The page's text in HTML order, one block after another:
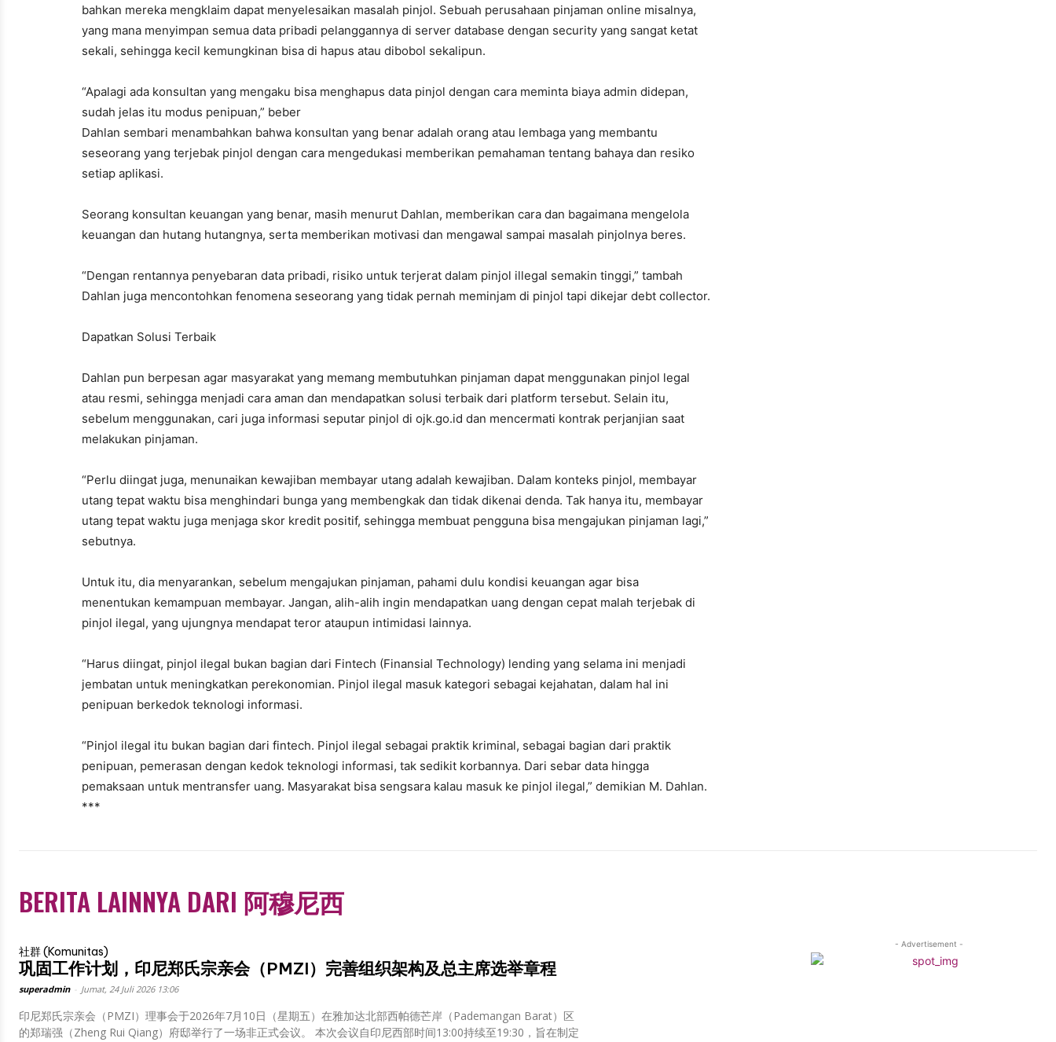
bahkan mereka mengklaim dapat menyelesaikan masalah pinjol. Sebuah perusahaan pinjaman online misalnya,
yang mana menyimpan semua data pribadi pelanggannya di server database dengan security yang sangat ketat
sekali, sehingga kecil kemungkinan bisa di hapus atau dibobol sekalipun.
“Apalagi ada konsultan yang mengaku bisa menghapus data pinjol dengan cara meminta biaya admin didepan,
sudah jelas itu modus penipuan,” beber
Dahlan sembari menambahkan bahwa konsultan yang benar adalah orang atau lembaga yang membantu
seseorang yang terjebak pinjol dengan cara mengedukasi memberikan pemahaman tentang bahaya dan resiko
setiap aplikasi.
Seorang konsultan keuangan yang benar, masih menurut Dahlan, memberikan cara dan bagaimana mengelola
keuangan dan hutang hutangnya, serta memberikan motivasi dan mengawal sampai masalah pinjolnya beres.
“Dengan rentannya penyebaran data pribadi, risiko untuk terjerat dalam pinjol illegal semakin tinggi,” tambah
Dahlan juga mencontohkan fenomena seseorang yang tidak pernah meminjam di pinjol tapi dikejar debt collector.
Dapatkan Solusi Terbaik
Dahlan pun berpesan agar masyarakat yang memang membutuhkan pinjaman dapat menggunakan pinjol legal
atau resmi, sehingga menjadi cara aman dan mendapatkan solusi terbaik dari platform tersebut. Selain itu,
sebelum menggunakan, cari juga informasi seputar pinjol di ojk.go.id dan mencermati kontrak perjanjian saat
melakukan pinjaman.
“Perlu diingat juga, menunaikan kewajiban membayar utang adalah kewajiban. Dalam konteks pinjol, membayar
utang tepat waktu bisa menghindari bunga yang membengkak dan tidak dikenai denda. Tak hanya itu, membayar
utang tepat waktu juga menjaga skor kredit positif, sehingga membuat pengguna bisa mengajukan pinjaman lagi,”
sebutnya.
Untuk itu, dia menyarankan, sebelum mengajukan pinjaman, pahami dulu kondisi keuangan agar bisa
menentukan kemampuan membayar. Jangan, alih-alih ingin mendapatkan uang dengan cepat malah terjebak di
pinjol ilegal, yang ujungnya mendapat teror ataupun intimidasi lainnya.
“Harus diingat, pinjol ilegal bukan bagian dari Fintech (Finansial Technology) lending yang selama ini menjadi
jembatan untuk meningkatkan perekonomian. Pinjol ilegal masuk kategori sebagai kejahatan, dalam hal ini
penipuan berkedok teknologi informasi.
“Pinjol ilegal itu bukan bagian dari fintech. Pinjol ilegal sebagai praktik kriminal, sebagai bagian dari praktik
penipuan, pemerasan dengan kedok teknologi informasi, tak sedikit korbannya. Dari sebar data hingga
pemaksaan untuk mentransfer uang. Masyarakat bisa sengsara kalau masuk ke pinjol ilegal,” demikian M. Dahlan.
***
BERITA LAINNYA DARI 阿穆尼西
社群 (Komunitas)
巩固工作计划，印尼郑氏宗亲会（PMZI）完善组织架构及总主席选举章程
superadmin Jumat, 24 Juli 2026 13:06
印尼郑氏宗亲会（PMZI）理事会于2026年7月10日（星期五）在雅加达北部西帕德芒岸（Pademangan Barat）区
的郑瑞强（Zheng Rui Qiang）府邸举行了一场非正式会议。 本次会议自印尼西部时间13:00持续至19:30，旨在制定
- Advertisement -